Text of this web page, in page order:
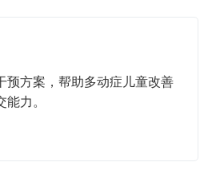
预方案，帮助多动症儿童改善
力。